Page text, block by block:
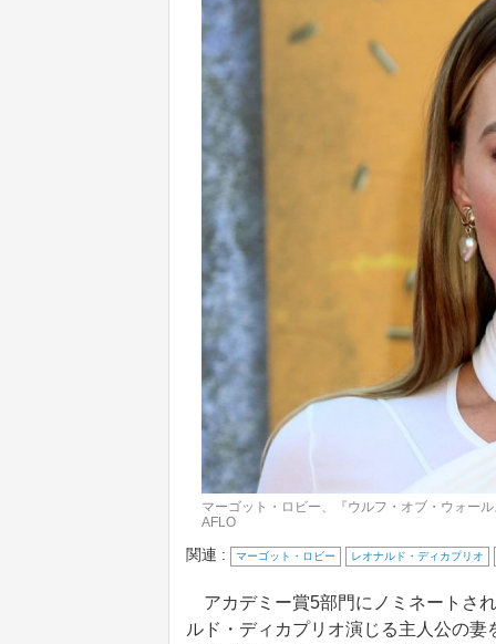
マーゴット・ロビー、『ウルフ・オブ・ウォー
AFLO
関連 : マーゴット・ロビー レオナルド・ディカプリオ
アカデミー賞5部門にノミネートさ
ルド・ディカプリオ演じる主人公の